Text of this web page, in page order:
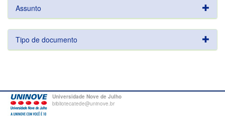
Assunto
Tipo de documento
Universidade Nove de Julho
bibliotecatede@uninove.br